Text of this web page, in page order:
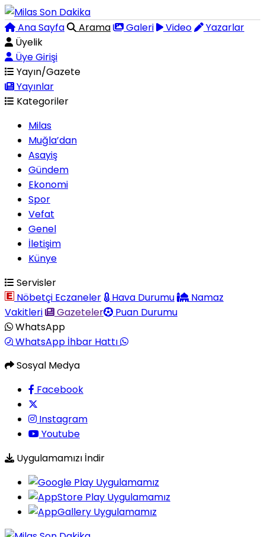
Ana Sayfa Arama Galeri Video
Yazarlar
Üyelik
Üye Girişi
Yayın/Gazete
Yayınlar
Kategoriler
Milas
Muğla’dan
Asayiş
Gündem
Ekonomi
Spor
Vefat
Genel
İletişim
Künye
Servisler
Nöbetçi Eczaneler
Hava Durumu
Namaz
Vakitleri
Gazeteler
Puan Durumu
WhatsApp
WhatsApp İhbar Hattı
Sosyal Medya
Facebook
Instagram
Youtube
Uygulamamızı İndir